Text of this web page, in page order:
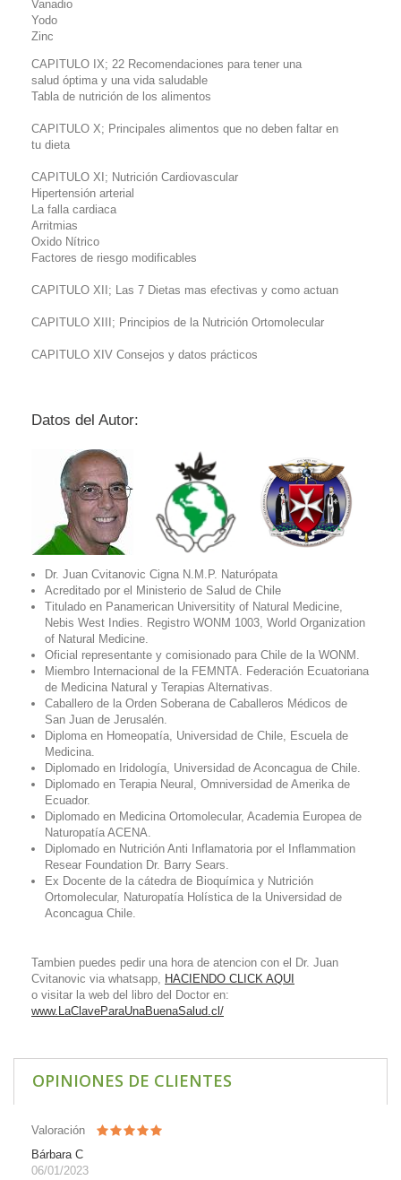
Vanadio
Yodo
Zinc
CAPITULO IX; 22 Recomendaciones para tener una
salud óptima y una vida saludable
Tabla de nutrición de los alimentos
CAPITULO X; Principales alimentos que no deben faltar en
tu dieta
CAPITULO XI; Nutrición Cardiovascular
Hipertensión arterial
La falla cardiaca
Arritmias
Oxido Nítrico
Factores de riesgo modificables
CAPITULO XII; Las 7 Dietas mas efectivas y como actuan
CAPITULO XIII; Principios de la Nutrición Ortomolecular
CAPITULO XIV Consejos y datos prácticos
Datos del Autor:
Dr. Juan Cvitanovic Cigna N.M.P. Naturópata
Acreditado por el Ministerio de Salud de Chile
Titulado en Panamerican Universitity of Natural Medicine,
Nebis West Indies. Registro WONM 1003, World Organization
of Natural Medicine.
Oficial representante y comisionado para Chile de la WONM.
Miembro Internacional de la FEMNTA. Federación Ecuatoriana
de Medicina Natural y Terapias Alternativas.
Caballero de la Orden Soberana de Caballeros Médicos de
San Juan de Jerusalén.
Diploma en Homeopatía, Universidad de Chile, Escuela de
Medicina.
Diplomado en Iridología, Universidad de Aconcagua de Chile.
Diplomado en Terapia Neural, Omniversidad de Amerika de
Ecuador.
Diplomado en Medicina Ortomolecular, Academia Europea de
Naturopatía ACENA.
Diplomado en Nutrición Anti Inflamatoria por el Inflammation
Resear Foundation Dr. Barry Sears.
Ex Docente de la cátedra de Bioquímica y Nutrición
Ortomolecular, Naturopatía Holística de la Universidad de
Aconcagua Chile.
Tambien puedes pedir una hora de atencion con el Dr. Juan
Cvitanovic via whatsapp, HACIENDO CLICK AQUI
o visitar la web del libro del Doctor en:
www.LaClaveParaUnaBuenaSalud.cl/
OPINIONES DE CLIENTES
Valoración
Bárbara C
06/01/2023